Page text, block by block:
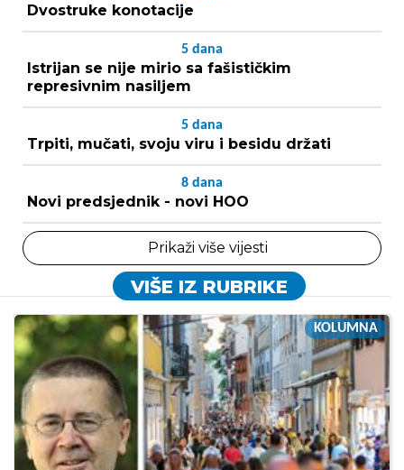
Dvostruke konotacije
5 dana
Istrijan se nije mirio sa fašističkim
represivnim nasiljem
5 dana
Trpiti, mučati, svoju viru i besidu držati
8 dana
Novi predsjednik - novi HOO
Prikaži više vijesti
VIŠE IZ RUBRIKE
KOLUMNA